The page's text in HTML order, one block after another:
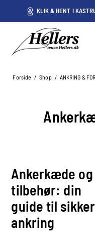
KLIK & HENT I
Forside / Shop / ANKRING &
Ankerkæde og
tilbehør: din
guide til sikker
ankring